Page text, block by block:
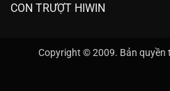
CON TRƯỢT HIWIN
Copyright © 2009. Bản quyền